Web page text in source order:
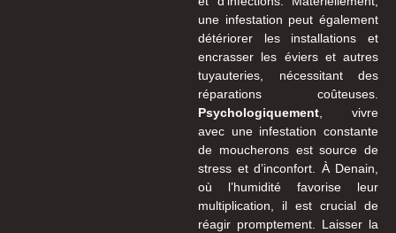
une infestation peut également
détériorer les installations et
encrasser les éviers et autres
tuyauteries, nécessitant des
réparations coûteuses.
Psychologiquement, vivre
avec une infestation constante
de moucherons est source de
stress et d’inconfort. À Denain,
où l’humidité favorise leur
multiplication, il est crucial de
réagir promptement. Laisser la